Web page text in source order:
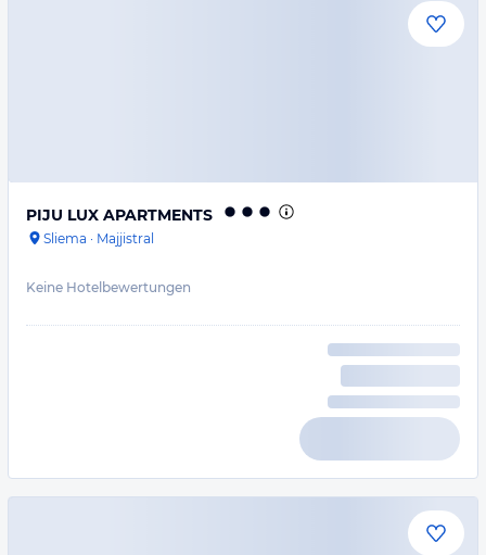
PIJU LUX APARTMENTS
Sliema · Majjistral
Keine Hotelbewertungen